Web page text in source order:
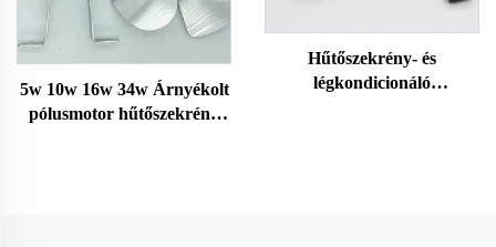
5w 10w 16w 34w Árnyékolt
pólusmotor hűtőszekrény
Hűtőszekrény- és
légkondicionáló